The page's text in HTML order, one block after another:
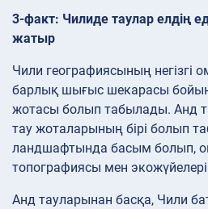
3-факт: Чилиде таулар елдің
жатыр
Чили географиясының негізгі
барлық шығыс шекарасы
жотасы болып табылады. Анд
тау жоталарының бірі болып
ландшафтында басым болып,
топографиясы мен
Анд тауларынан басқа, Чили